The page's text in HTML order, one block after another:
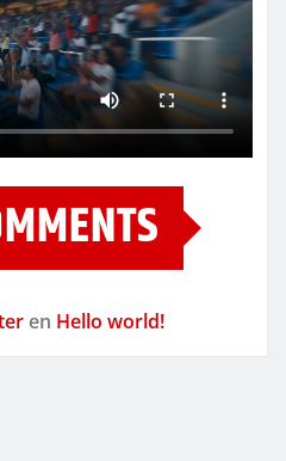
en Hello world!